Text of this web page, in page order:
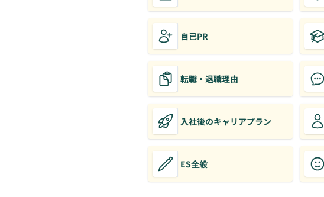
自己PR
転職・退職理由
入社後のキャリアプラン
ES全般